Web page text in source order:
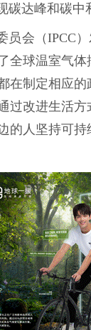
达峰和碳中
员会（IPCC
全球温室气
在制定相应
过改进生活
的人坚持可